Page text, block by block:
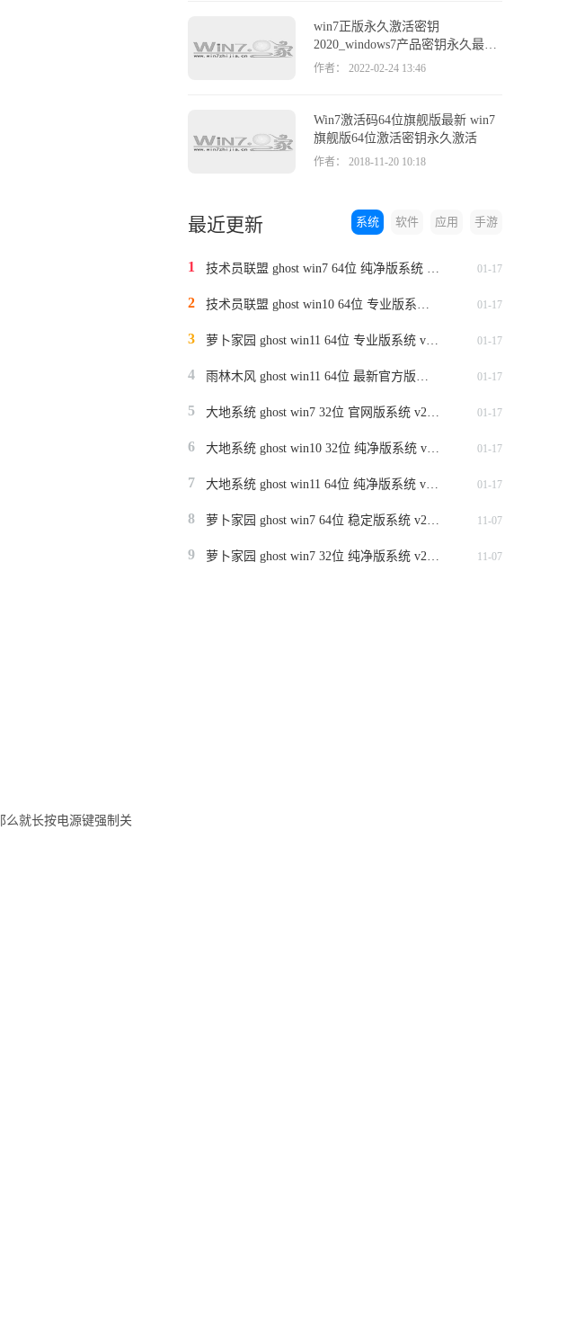
么就长按电源键强制关
win7正版永久激活密钥
2020_windows7产品密钥永久最新
激活码
作者： 2022-02-24 13:46
Win7激活码64位旗舰版最新 win7
旗舰版64位激活密钥永久激活
作者： 2018-11-20 10:18
最近更新 手游
应用
软件
系统
1 01-17
2 01-17
3 01-17
4 01-17
5 01-17
6 01-17
7 01-17
8 11-07
9 11-07